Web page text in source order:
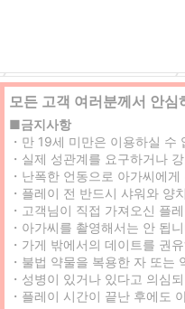
모든 고객 여러분께서 안
■금지사항
・만 19세 미만은 이용하실 수
・실제 성관계를 요구하거나
・난폭한 언동으로 아가씨에
・플레이 전 반드시 샤워와 양
・고객님이 직접 가져오신 플
・아가씨를 촬영해서는 안 됩
・가게 밖에서의 데이트를 권
・불법 약물을 복용한 자 또는
・성병이 있거나 있다고 의심
・플레이 시간이 끝난 후에도